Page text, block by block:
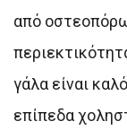
από
γάλα είναι
επίπεδα